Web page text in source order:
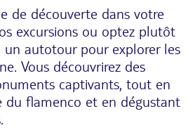
de découverte dans votre
excursions ou optez plutôt
autotour pour explorer les
Vous découvrirez des
captivants, tout en
du flamenco et en dégustant